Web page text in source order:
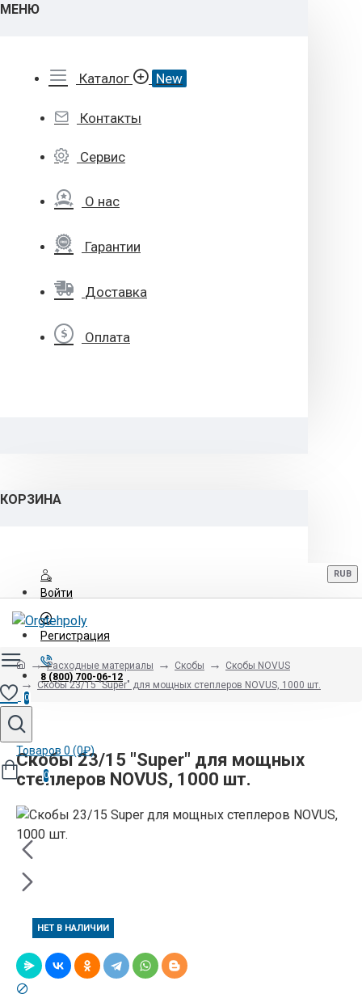
МЕНЮ
Каталог New
Контакты
Сервис
О нас
Гарантии
Доставка
Оплата
КОРЗИНА
Войти
Регистрация
8 (800) 700-06-12
RUB
0
Товаров 0 (0₽)
0
Расходные материалы Скобы
Скобы NOVUS
Скобы 23/15 "Super" для мощных степлеров NOVUS, 1000 шт.
Скобы 23/15 "Super" для мощных
степлеров NOVUS, 1000 шт.
НЕТ В НАЛИЧИИ